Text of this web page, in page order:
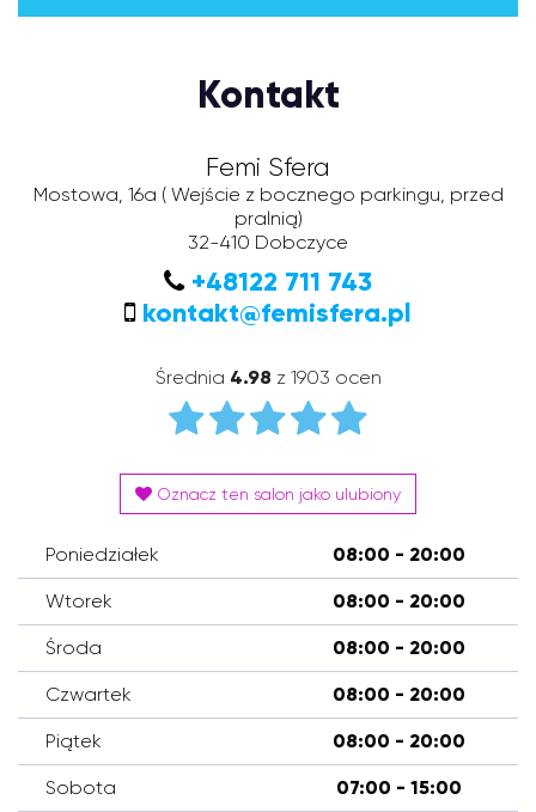
Kontakt
Femi Sfera
Mostowa, 16a ( Wejście z bocznego parkingu, przed
pralnią)
32-410 Dobczyce
+48122 711 743
kontakt@femisfera.pl
Średnia 4.98 z 1903 ocen
Oznacz ten salon jako ulubiony
Poniedziałek 08:00 - 20:00
Wtorek 08:00 - 20:00
Środa 08:00 - 20:00
Czwartek 08:00 - 20:00
Piątek 08:00 - 20:00
Sobota 07:00 - 15:00